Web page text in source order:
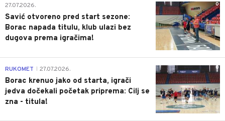
0
27.07.2026.
Savić otvoreno pred start sezone:
Borac napada titulu, klub ulazi bez
dugova prema igračima!
0
RUKOMET 27.07.2026.
Borac krenuo jako od starta, igrači
jedva dočekali početak priprema: Cilj se
zna - titula!